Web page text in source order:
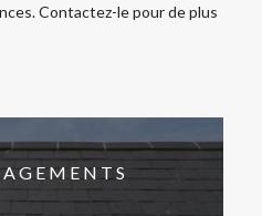
Contactez-le pour de plus